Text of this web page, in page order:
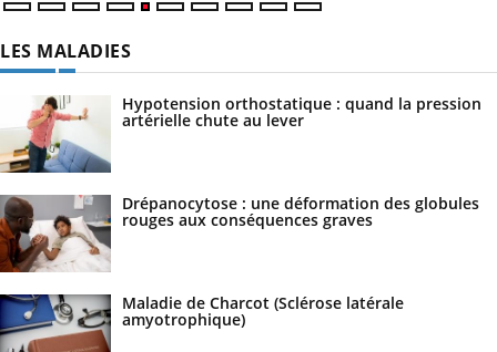
LES MALADIES
Hypotension orthostatique : quand la pression
artérielle chute au lever
Drépanocytose : une déformation des globules
rouges aux conséquences graves
Maladie de Charcot (Sclérose latérale
amyotrophique)